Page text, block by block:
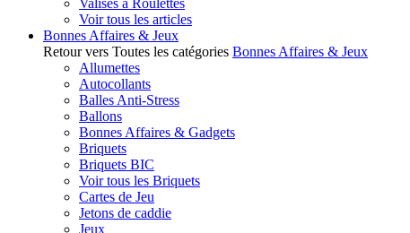
Valises à Roulettes
Voir tous les articles
Bonnes Affaires & Jeux
Retour vers Toutes les catégories Bonnes Affaires & Jeux
Allumettes
Autocollants
Balles Anti-Stress
Ballons
Bonnes Affaires & Gadgets
Briquets
Briquets BIC
Voir tous les Briquets
Cartes de Jeu
Jetons de caddie
Jeux